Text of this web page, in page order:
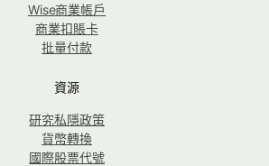
Wise商業帳戶
商業扣賬卡
批量付款
資源
研究私隱政策
貨幣轉換
國際股票代號